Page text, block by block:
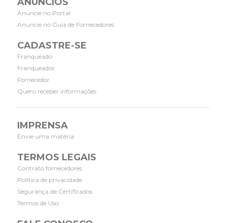
Anuncie no Portal
Anuncie no Guia de Fornecedores
CADASTRE-SE
Franqueado
Franqueador
Fornecedor
Quero receber informações
IMPRENSA
Envie uma matéria
TERMOS LEGAIS
Contrato fornecedores
Política de privacidade
Segurança de Certificados
Termos de Uso